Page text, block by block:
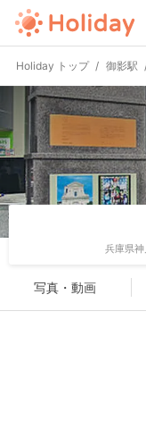
Holiday トップ 御影駅
兵庫県
写真・動画